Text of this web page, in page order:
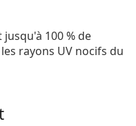
100 % de
rayons UV nocifs du